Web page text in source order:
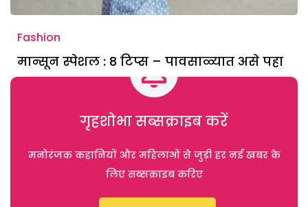
Fashion
मान्सून स्पेशल : 8 टिप्स – पावसाळ्यात असे पहा
गृहशोभा सब्सक्राइब करें
मनोरंजक कहानियों और महिलाओं से जुड़ी हर नई खबर के
लिए सब्सक्राइब करिए